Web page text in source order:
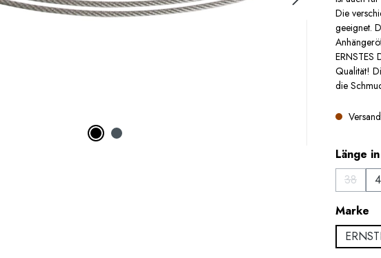
Die
geeignet.
ERNSTES
Qualität!
die
Länge
38
(Diese
Marke